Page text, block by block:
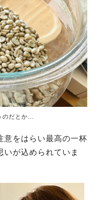
のだとか…
意をはらい最高の一杯
いが込められていま